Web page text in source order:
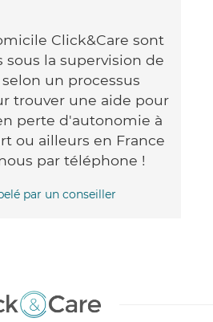
Click&Care sont
sous la supervision de
un processus
trouver une aide pour
perte d'autonomie à
ou ailleurs en France
par téléphone !
par un conseiller